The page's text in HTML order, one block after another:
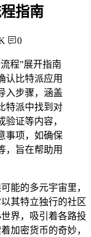
指南
0
程”展开指南
认比特派应用
入步骤，涵盖
特派中找到对
证等内容，
事项，如确保
，旨在帮助用
能的多元宇宙里，
其特立独行的社区
界，吸引着各路投
加密货币的奇妙，